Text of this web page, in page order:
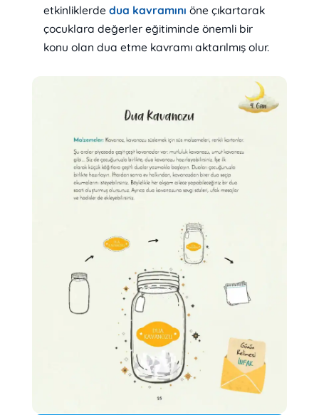
etkinliklerde dua kavramını öne çıkartarak
çocuklara değerler eğitiminde önemli bir
konu olan dua etme kavramı aktarılmış olur.